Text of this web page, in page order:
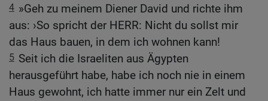
4 »Geh zu meinem Diener David und richte ihm
aus: ›So spricht der HERR: Nicht du sollst mir
das Haus bauen, in dem ich wohnen kann!
5 Seit ich die Israeliten aus Ägypten
herausgeführt habe, habe ich noch nie in einem
Haus gewohnt, ich hatte immer nur ein Zelt und